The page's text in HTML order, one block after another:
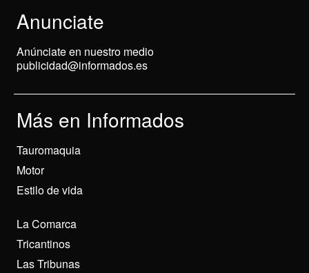
Anunciate
Anúnciate en nuestro medio
publicidad@informados.es
Más en Informados
Tauromaquia
Motor
Estilo de vida
La Comarca
Tricantinos
Las Tribunas